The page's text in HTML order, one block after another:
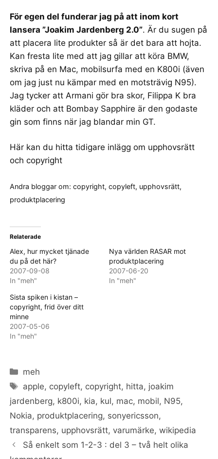
För egen del funderar jag på att inom kort
lansera ”Joakim Jardenberg 2.0”. Är du sugen på
att placera lite produkter så är det bara att hojta.
Kan fresta lite med att jag gillar att köra BMW,
skriva på en Mac, mobilsurfa med en K800i (även
om jag just nu kämpar med en motsträvig N95).
Jag tycker att Armani gör bra skor, Filippa K bra
kläder och att Bombay Sapphire är den godaste
gin som finns när jag blandar min GT.
Här kan du hitta tidigare inlägg om upphovsrätt
och copyright
Andra bloggar om: copyright, copyleft, upphovsrätt,
produktplacering
Relaterade
Alex, hur mycket tjänade
du på det här?
2007-09-08
In "meh"
Nya världen RASAR mot
produktplacering
2007-06-20
In "meh"
Sista spiken i kistan –
copyright, frid över ditt
minne
2007-05-06
In "meh"
Categories
meh
Tags
apple, copyleft, copyright, hitta, joakim
jardenberg, k800i, kia, kul, mac, mobil, N95,
Nokia, produktplacering, sonyericsson,
transparens, upphovsrätt, varumärke, wikipedia
Så enkelt som 1-2-3 : del 3 – två helt olika